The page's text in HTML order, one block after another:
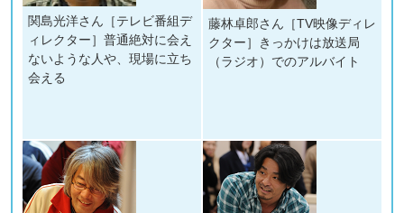
関島光洋さん［テレビ番組デ
ィレクター］普通絶対に会え
ないような人や、現場に立ち
会える
藤林卓郎さん［TV映像ディレ
クター］きっかけは放送局
（ラジオ）でのアルバイト